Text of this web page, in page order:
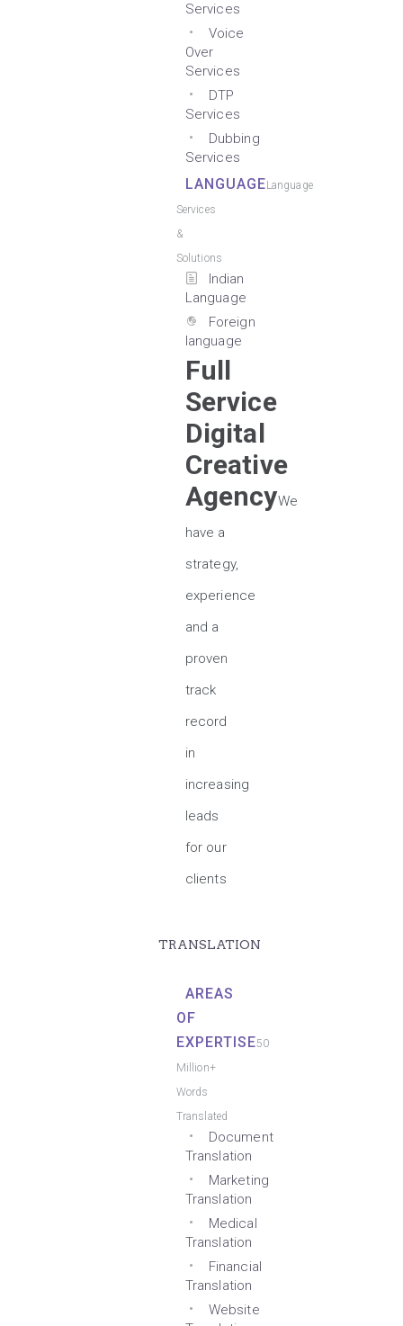
Services
Voice
Over
Services
DTP
Services
Dubbing
Services
LANGUAGELanguage
Services
&
Solutions
Indian
Language
Foreign
language
Full
Service
Digital
Creative
AgencyWe
have a
strategy,
experience
and a
proven
track
record
in
increasing
leads
for our
clients
TRANSLATION
AREAS
OF
EXPERTISE50
Million+
Words
Translated
Document
Translation
Marketing
Translation
Medical
Translation
Financial
Translation
Website